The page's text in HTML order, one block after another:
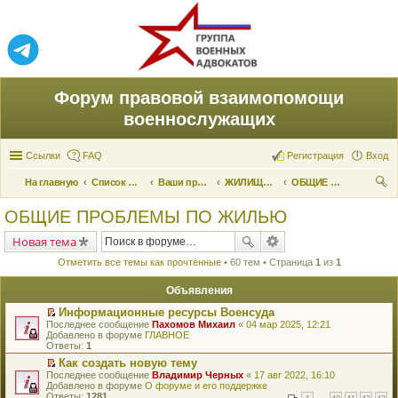
Форум правовой взаимопомощи
военнослужащих
Ссылки FAQ Вход
Регистрация
На главную Список форумов Ваши права и их реализация ЖИЛИЩНЫЕ ВОПРОСЫ
ОБЩИЕ ПРОБЛЕМЫ ПО ЖИЛЬЮ
ОБЩИЕ ПРОБЛЕМЫ ПО ЖИЛЬЮ
Новая тема
Отметить все темы как прочтённые• 60 тем • Страница 1 из 1
Объявления
П
е
р
е
й
т
и
Информационные ресурсы Военсуда
Последнее сообщение Пахомов Михаил « 04 мар 2025, 12:21
Добавлено в форуме ГЛАВНОЕ
Ответы: 1
П
е
р
Как создать новую тему
Последнее сообщение Владимир Черных « 17 авг 2022, 16:10
Добавлено в форуме О форуме и его поддержке